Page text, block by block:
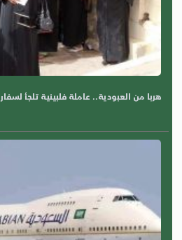
هربا من العبودية.. عاملة فلبينية تلجأ